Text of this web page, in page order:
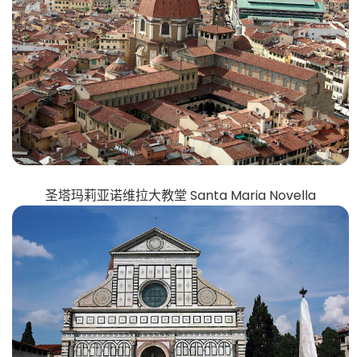
圣塔玛莉亚诺维拉大教堂 Santa Maria Novella